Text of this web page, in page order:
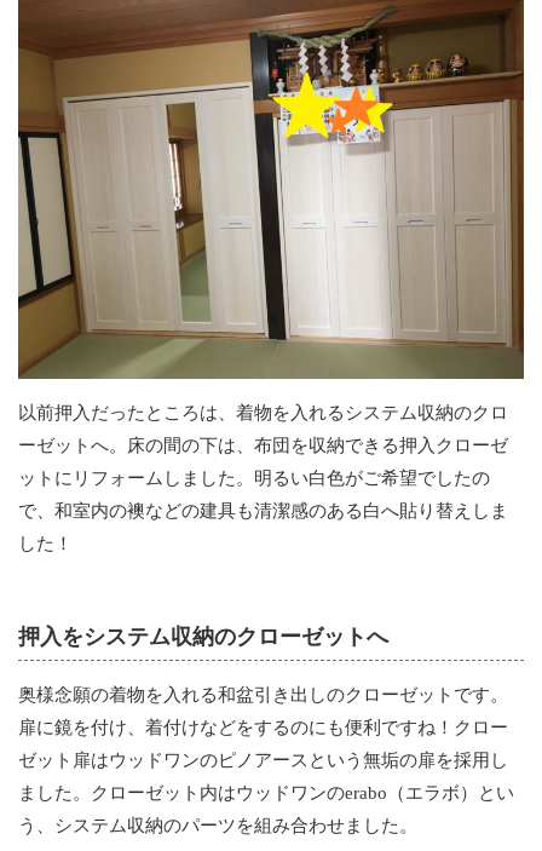
以前押入だったところは、着物を入れるシステム収納のクロ
ーゼットへ。床の間の下は、布団を収納できる押入クローゼ
ットにリフォームしました。明るい白色がご希望でしたの
で、和室内の襖などの建具も清潔感のある白へ貼り替えしま
した！
押入をシステム収納のクローゼットへ
奥様念願の着物を入れる和盆引き出しのクローゼットです。
扉に鏡を付け、着付けなどをするのにも便利ですね！クロー
ゼット扉はウッドワンのピノアースという無垢の扉を採用し
ました。クローゼット内はウッドワンのerabo（エラボ）とい
う、システム収納のパーツを組み合わせました。